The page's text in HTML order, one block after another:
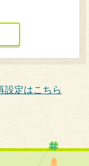
設定はこちら